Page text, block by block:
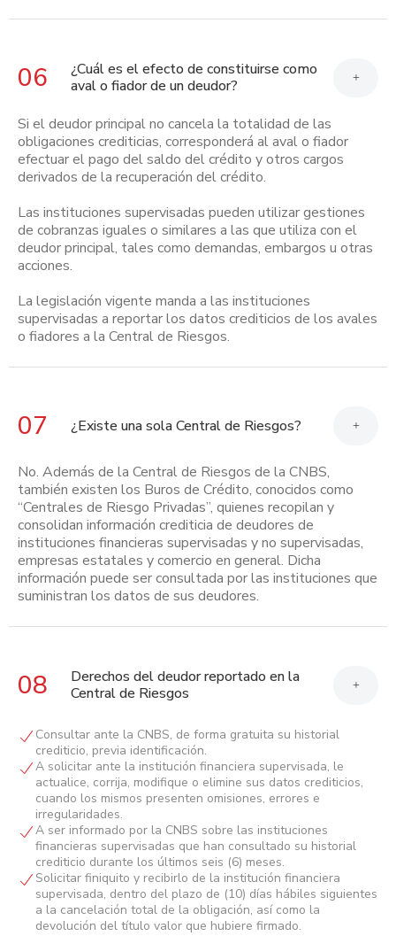
06
¿Cuál es el efecto de constituirse como
aval o fiador de un deudor?
+
Si el deudor principal no cancela la totalidad de las
obligaciones crediticias, corresponderá al aval o fiador
efectuar el pago del saldo del crédito y otros cargos
derivados de la recuperación del crédito.
Las instituciones supervisadas pueden utilizar gestiones
de cobranzas iguales o similares a las que utiliza con el
deudor principal, tales como demandas, embargos u otras
acciones.
La legislación vigente manda a las instituciones
supervisadas a reportar los datos crediticios de los avales
o fiadores a la Central de Riesgos.
07 ¿Existe una sola Central de Riesgos? +
No. Además de la Central de Riesgos de la CNBS,
también existen los Buros de Crédito, conocidos como
“Centrales de Riesgo Privadas”, quienes recopilan y
consolidan información crediticia de deudores de
instituciones financieras supervisadas y no supervisadas,
empresas estatales y comercio en general. Dicha
información puede ser consultada por las instituciones que
suministran los datos de sus deudores.
08
Derechos del deudor reportado en la
Central de Riesgos
+
Consultar ante la CNBS, de forma gratuita su historial
crediticio, previa identificación.
A solicitar ante la institución financiera supervisada, le
actualice, corrija, modifique o elimine sus datos crediticios,
cuando los mismos presenten omisiones, errores e
irregularidades.
A ser informado por la CNBS sobre las instituciones
financieras supervisadas que han consultado su historial
crediticio durante los últimos seis (6) meses.
Solicitar finiquito y recibirlo de la institución financiera
supervisada, dentro del plazo de (10) días hábiles siguientes
a la cancelación total de la obligación, así como la
devolución del título valor que hubiere firmado.